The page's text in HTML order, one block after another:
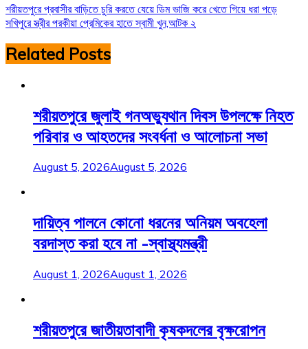
Post
navigation
শরীয়তপুরে প্রবাসীর বাড়িতে চুরি করতে যেয়ে ডিম ভাজি করে খেতে গিয়ে ধরা পড়ে
সখিপুরে স্ত্রীর পরকীয়া প্রেমিকের হাতে স্বামী খুন,আটক ২
Related Posts
শরীয়তপুরে জুলাই গনঅভ্যুথান দিবস উপলক্ষে নিহত
পরিবার ও আহতদের সংবর্ধনা ও আলোচনা সভা
August 5, 2026August 5, 2026
দায়িত্ব পালনে কোনো ধরনের অনিয়ম অবহেলা
বরদাস্ত করা হবে না -স্বাস্থ্যমন্ত্রী
August 1, 2026August 1, 2026
শরীয়তপুরে জাতীয়তাবাদী কৃষকদলের বৃক্ষরোপন